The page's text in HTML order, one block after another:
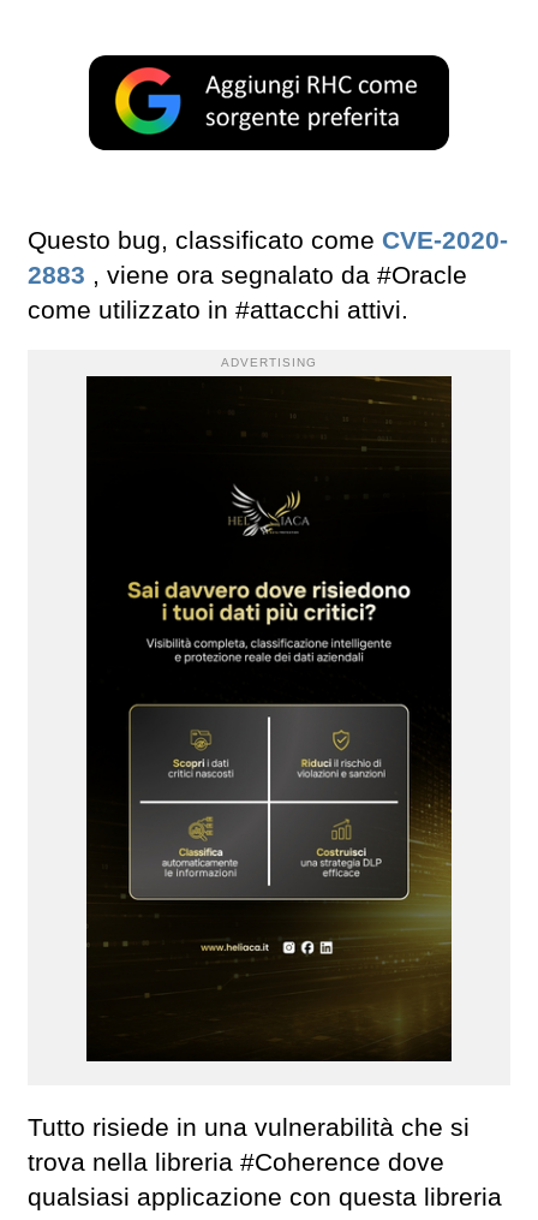
Questo bug, classificato come CVE-2020-
2883 , viene ora segnalato da #Oracle
come utilizzato in #attacchi attivi.
ADVERTISING
Tutto risiede in una vulnerabilità che si
trova nella libreria #Coherence dove
qualsiasi applicazione con questa libreria